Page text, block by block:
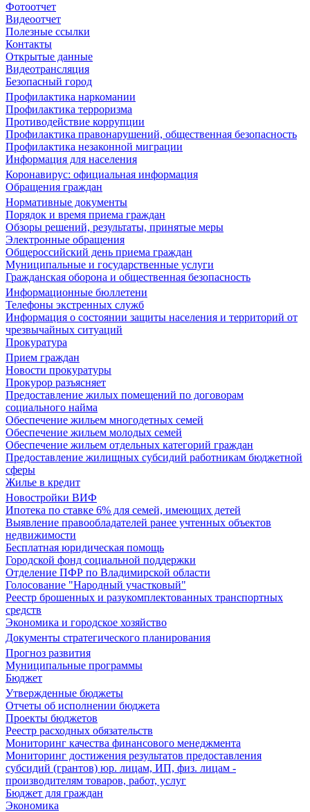
Фотоотчет
Видеоотчет
Полезные ссылки
Контакты
Открытые данные
Видеотрансляция
Безопасный город
Профилактика наркомании
Профилактика терроризма
Противодействие коррупции
Профилактика правонарушений, общественная безопасность
Профилактика незаконной миграции
Информация для населения
Коронавирус: официальная информация
Обращения граждан
Нормативные документы
Порядок и время приема граждан
Обзоры решений, результаты, принятые меры
Электронные обращения
Общероссийский день приема граждан
Муниципальные и государственные услуги
Гражданская оборона и общественная безопасность
Информационные бюллетени
Телефоны экстренных служб
Информация о состоянии защиты населения и территорий от
чрезвычайных ситуаций
Прокуратура
Прием граждан
Новости прокуратуры
Прокурор разъясняет
Предоставление жилых помещений по договорам
социального найма
Обеспечение жильем многодетных семей
Обеспечение жильем молодых семей
Обеспечение жильем отдельных категорий граждан
Предоставление жилищных субсидий работникам бюджетной
сферы
Жилье в кредит
Новостройки ВИФ
Ипотека по ставке 6% для семей, имеющих детей
Выявление правообладателей ранее учтенных объектов
недвижимости
Бесплатная юридическая помощь
Городской фонд социальной поддержки
Отделение ПФР по Владимирской области
Голосование "Народный участковый"
Реестр брошенных и разукомплектованных транспортных
средств
Экономика и городское хозяйство
Документы стратегического планирования
Прогноз развития
Муниципальные программы
Бюджет
Утвержденные бюджеты
Отчеты об исполнении бюджета
Проекты бюджетов
Реестр расходных обязательств
Мониторинг качества финансового менеджмента
Мониторинг достижения результатов предоставления
субсидий (грантов) юр. лицам, ИП, физ. лицам -
производителям товаров, работ, услуг
Бюджет для граждан
Экономика